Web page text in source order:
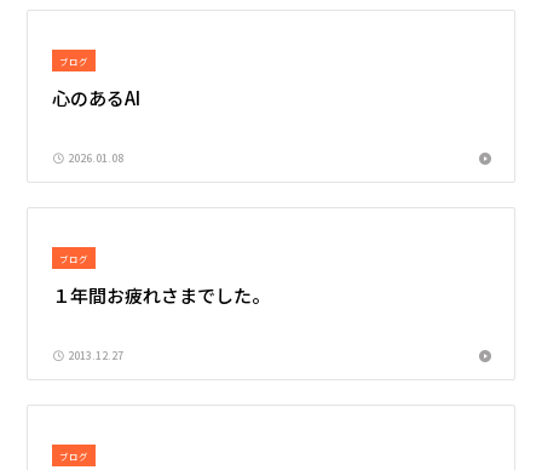
ブログ
心のあるAI
2026.01.08
ブログ
１年間お疲れさまでした。
2013.12.27
ブログ